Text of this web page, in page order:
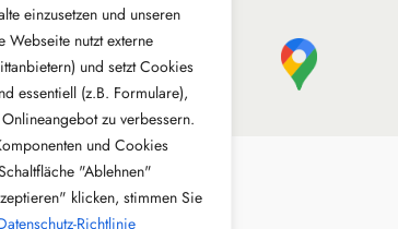
einzusetzen und unseren
Webseite nutzt externe
und setzt Cookies
essentiell (z.B. Formulare),
zu verbessern.
und Cookies
"Ablehnen"
klicken, stimmen Sie
Richtlinie